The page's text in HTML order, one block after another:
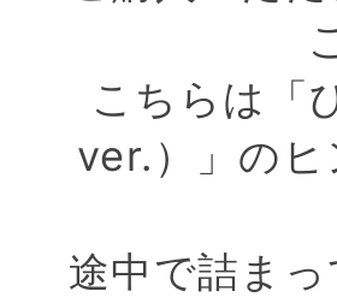
こちらは「
ver.）」の
途中で詰ま